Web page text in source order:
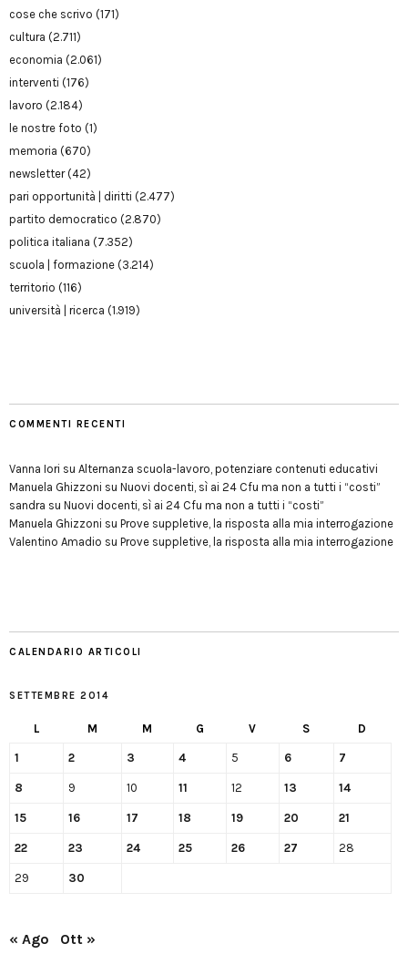
cose che scrivo (171)
cultura (2.711)
economia (2.061)
interventi (176)
lavoro (2.184)
le nostre foto (1)
memoria (670)
newsletter(42)
pari opportunità | diritti (2.477)
partito democratico (2.870)
politica italiana (7.352)
scuola | formazione (3.214)
territorio (116)
università | ricerca (1.919)
COMMENTI RECENTI
Vanna Iori su Alternanza scuola-lavoro, potenziare contenuti educativi
Manuela Ghizzoni su Nuovi docenti, sì ai 24 Cfu ma non a tutti i “costi”
sandra su Nuovi docenti, sì ai 24 Cfu ma non a tutti i “costi”
Manuela Ghizzoni su Prove suppletive, la risposta alla mia interrogazione
Valentino Amadio su Prove suppletive, la risposta alla mia interrogazione
CALENDARIO ARTICOLI
SETTEMBRE 2014
L M M G V S D
1 2 3 4 5 6 7
8 9 10 11 12 13 14
15 16 17 18 19 20 21
22 23 24 25 26 27 28
29 30
« Ago Ott »